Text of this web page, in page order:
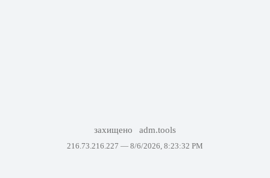
захищено adm.tools
216.73.216.227 — 8/6/2026, 8:23:32 PM